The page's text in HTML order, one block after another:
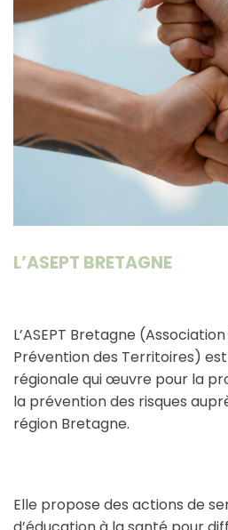
L’ASEPT BRETAGNE
L’ASEPT Bretagne
Prévention des Territoires)
régionale qui œuvre pour la
la prévention des risques
région Bretagne.
Elle propose des actions de